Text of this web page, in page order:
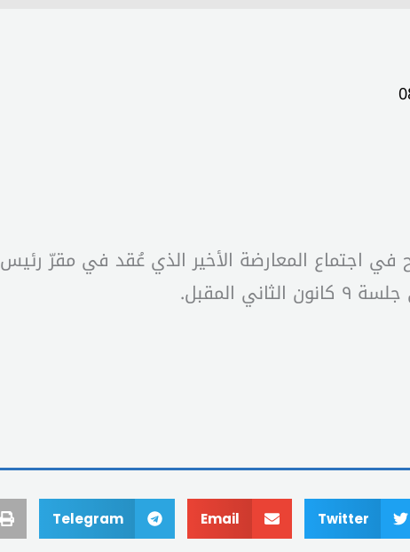
في اجتماع المعارضة الأخير الذي عُقد في مقرّ
المقبل.
Twitter
Email
Telegram